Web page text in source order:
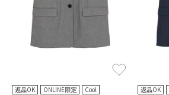
返品OK ONLINE限定 Cool 返品OK